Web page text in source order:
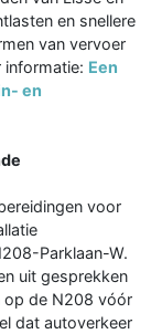
en snellere
van vervoer
informatie: Een
en
voor
Parklaan-W.
uit gesprekken
op de N208 vóór
dat autoverkeer